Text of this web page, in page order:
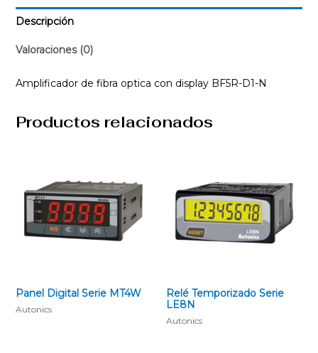
Descripción
Valoraciones (0)
Amplificador de fibra optica con display BF5R-D1-N
Productos relacionados
Panel Digital Serie MT4W
Autonics
Relé Temporizado Serie
LE8N
Autonics